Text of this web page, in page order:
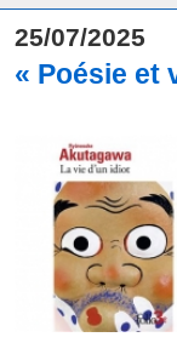
25/07/2025
« Poésie et